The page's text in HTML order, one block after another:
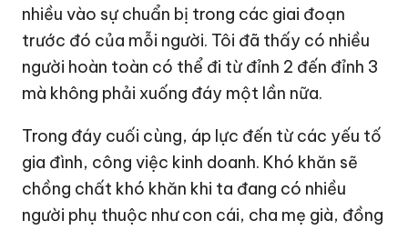
nhiều vào sự chuẩn bị trong các giai đoạn
trước đó của mỗi người. Tôi đã thấy có nhiều
người hoàn toàn có thể đi từ đỉnh 2 đến đỉnh 3
mà không phải xuống đáy một lần nữa.
Trong đáy cuối cùng, áp lực đến từ các yếu tố
gia đình, công việc kinh doanh. Khó khăn sẽ
chồng chất khó khăn khi ta đang có nhiều
người phụ thuộc như con cái, cha mẹ già, đồng